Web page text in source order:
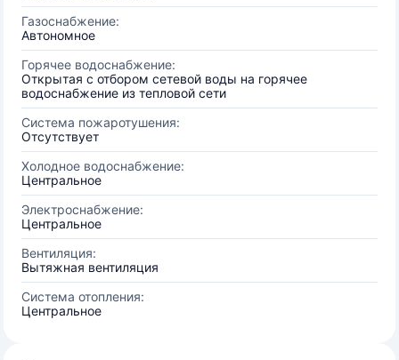
Газоснабжение:
Автономное
Горячее водоснабжение:
Открытая с отбором сетевой воды на горячее
водоснабжение из тепловой сети
Система пожаротушения:
Отсутствует
Холодное водоснабжение:
Центральное
Электроснабжение:
Центральное
Вентиляция:
Вытяжная вентиляция
Система отопления:
Центральное